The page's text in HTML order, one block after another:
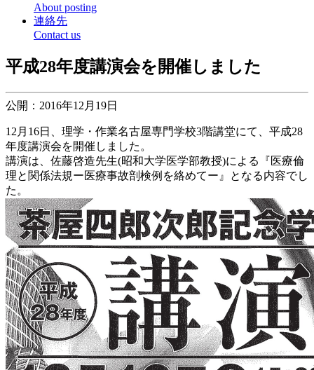
About posting
連絡先
Contact us
平成28年度講演会を開催しました
公開：2016年12月19日
12月16日、理学・作業名古屋専門学校3階講堂にて、平成28
年度講演会を開催しました。
講演は、佐藤啓造先生(昭和大学医学部教授)による『医療倫
理と関係法規ー医療事故剖検例を絡めてー』となる内容でし
た。